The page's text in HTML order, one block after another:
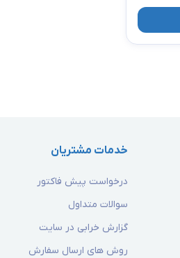
خدمات مشتریان
درخواست پیش فاکتور
سوالات متداول
گزارش خرابی در سایت
روش های ارسال سفارش